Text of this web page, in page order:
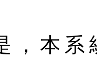
，本